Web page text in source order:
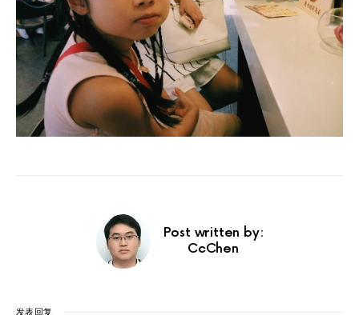
Post written by:
CcChen
发表回复